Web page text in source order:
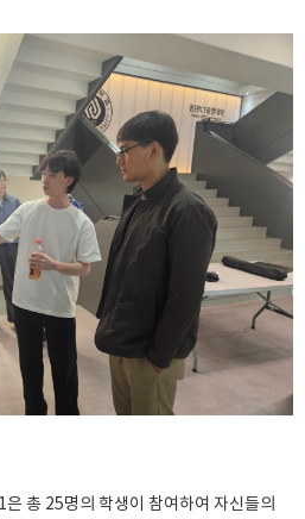
총 25명의 학생이 참여하여 자신들의